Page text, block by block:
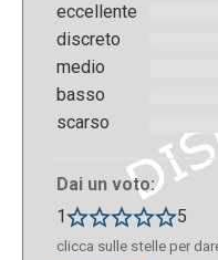
eccellente
discreto
medio
basso
scarso
Dai un voto:
1
5
clicca sulle stelle per